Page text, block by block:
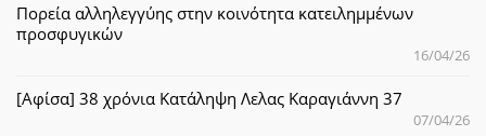
Πορεία αλληλεγγύης στην κοινότητα κατειλημμένων
προσφυγικών
16/04/26
[Αφίσα] 38 χρόνια Κατάληψη Λελας Καραγιάννη 37
07/04/26